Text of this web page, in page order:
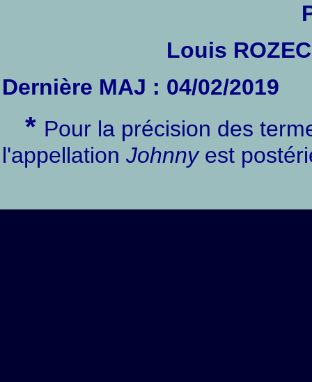
Louis
Dernière MAJ : 04/02/2019
* Pour la précision des
l'appellation Johnnyest